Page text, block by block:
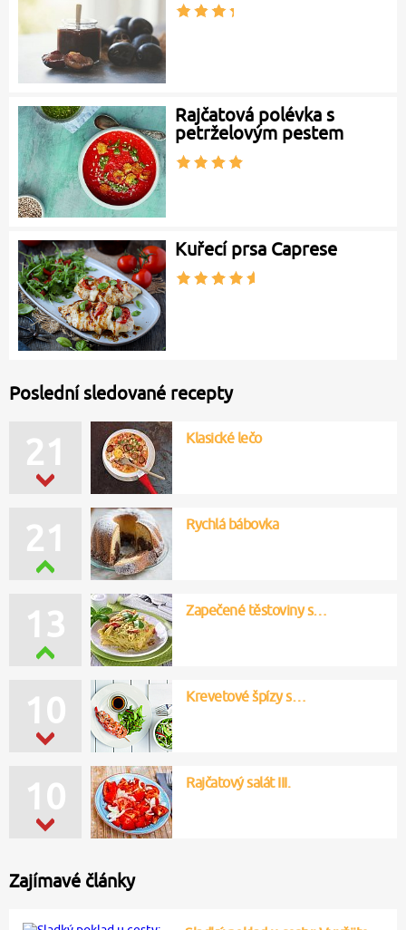
Rajčatová polévka s
petrželovým pestem
Kuřecí prsa Caprese
Poslední sledované recepty
21 Klasické lečo
21 Rychlá bábovka
10 Krevetové špízy s…
13 Zapečené těstoviny s…
10 Rajčatový salát III.
Zajímavé články